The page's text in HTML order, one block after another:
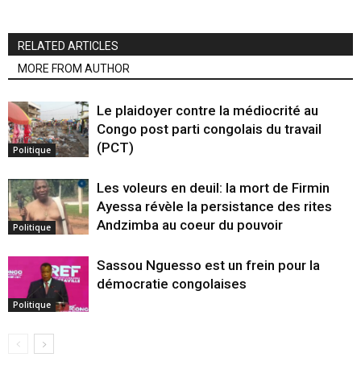
RELATED ARTICLES
MORE FROM AUTHOR
Politique
Le plaidoyer contre la médiocrité au
Congo post parti congolais du travail
(PCT)
Politique
Les voleurs en deuil: la mort de Firmin
Ayessa révèle la persistance des rites
Andzimba au coeur du pouvoir
Politique
Sassou Nguesso est un frein pour la
démocratie congolaises